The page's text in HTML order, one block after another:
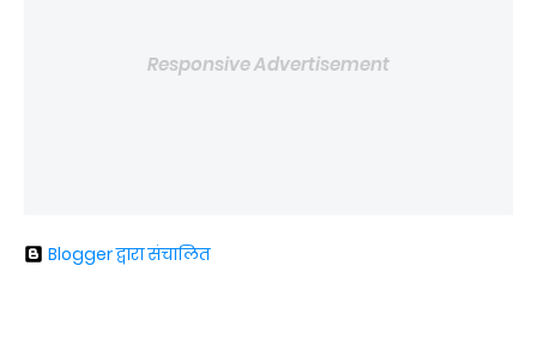
Responsive Advertisement
Blogger द्वारा संचालित